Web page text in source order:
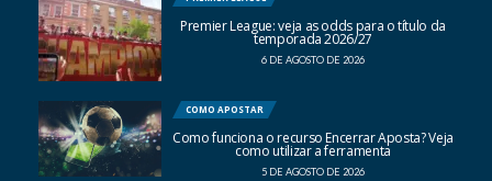
Premier League: veja as odds para o título da
temporada 2026/27
6 DE AGOSTO DE 2026
COMO APOSTAR
Como funciona o recurso Encerrar Aposta? Veja
como utilizar a ferramenta
5 DE AGOSTO DE 2026